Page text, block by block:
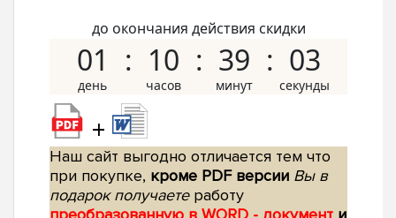
до окончания действия скидки
01 10 39 02
+
Наш сайт выгодно отличается тем что
при покупке, кроме PDF версии Вы в
подарок получаетеработу